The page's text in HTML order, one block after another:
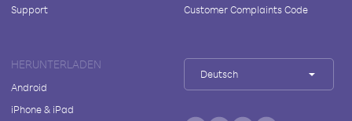
Support
Customer Complaints Code
HERUNTERLADEN
Android
iPhone & iPad
Deutsch